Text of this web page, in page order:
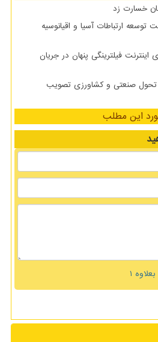
ارتباطات آسیا و اقیانوسیه
فیلترینگی پنهان در جریان
صنعتی و کشاورزی تصویب
این مطلب